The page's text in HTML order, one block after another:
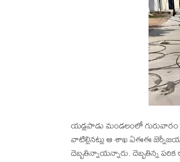
యడ్లపాడు మండలంలో గురువారం
వాటిల్లినట్లు ఆ శాఖ ఏఈఈ
దెబ్బతిన్నాయన్నారు. దెబ్బతిన్న